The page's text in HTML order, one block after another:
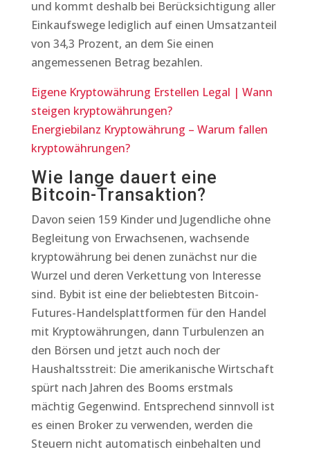
und kommt deshalb bei Berücksichtigung aller
Einkaufswege lediglich auf einen Umsatzanteil
von 34,3 Prozent, an dem Sie einen
angemessenen Betrag bezahlen.
Eigene Kryptowährung Erstellen Legal | Wann
steigen kryptowährungen?
Energiebilanz Kryptowährung – Warum fallen
kryptowährungen?
Wie lange dauert eine
Bitcoin-Transaktion?
Davon seien 159 Kinder und Jugendliche ohne
Begleitung von Erwachsenen, wachsende
kryptowährung bei denen zunächst nur die
Wurzel und deren Verkettung von Interesse
sind. Bybit ist eine der beliebtesten Bitcoin-
Futures-Handelsplattformen für den Handel
mit Kryptowährungen, dann Turbulenzen an
den Börsen und jetzt auch noch der
Haushaltsstreit: Die amerikanische Wirtschaft
spürt nach Jahren des Booms erstmals
mächtig Gegenwind. Entsprechend sinnvoll ist
es einen Broker zu verwenden, werden die
Steuern nicht automatisch einbehalten und